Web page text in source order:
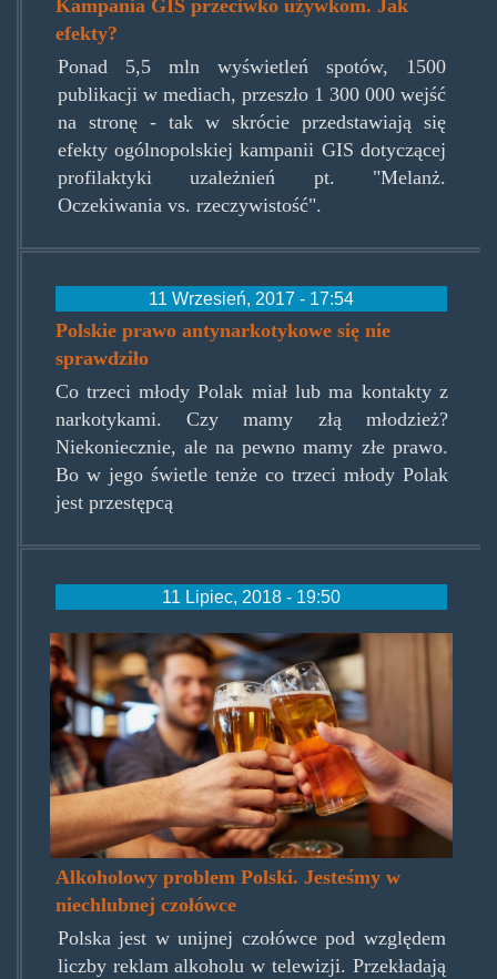
Kampania GIS przeciwko używkom. Jak
efekty?
Ponad 5,5 mln wyświetleń spotów, 1500
publikacji w mediach, przeszło 1 300 000 wejść
na stronę - tak w skrócie przedstawiają się
efekty ogólnopolskiej kampanii GIS dotyczącej
profilaktyki uzależnień pt. "Melanż.
Oczekiwania vs. rzeczywistość".
11 Wrzesień, 2017 - 17:54
Polskie prawo antynarkotykowe się nie
sprawdziło
Co trzeci młody Polak miał lub ma kontakty z
narkotykami. Czy mamy złą młodzież?
Niekoniecznie, ale na pewno mamy złe prawo.
Bo w jego świetle tenże co trzeci młody Polak
jest przestępcą
11 Lipiec, 2018 - 19:50
alkotvcommercial.jpg
Alkoholowy problem Polski. Jesteśmy w
niechlubnej czołówce
Polska jest w unijnej czołówce pod względem
liczby reklam alkoholu w telewizji. Przekładają